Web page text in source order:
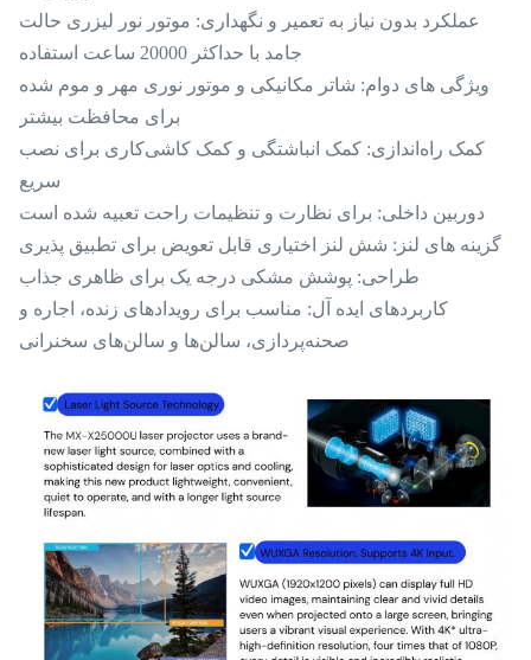
عملکرد بدون نیاز به تعمیر و نگهداری: موتور نور لیزری حالت
جامد با حداکثر 20000 ساعت استفاده
ویژگی های دوام: شاتر مکانیکی و موتور نوری مهر و موم شده
برای محافظت بیشتر
کمک راه‌اندازی: کمک انباشتگی و کمک کاشی‌کاری برای نصب
سریع
دوربین داخلی: برای نظارت و تنظیمات راحت تعبیه شده است
گزینه های لنز: شش لنز اختیاری قابل تعویض برای تطبیق پذیری
طراحی: پوشش مشکی درجه یک برای ظاهری جذاب
کاربردهای ایده آل: مناسب برای رویدادهای زنده، اجاره و
صحنه‌پردازی، سالن‌ها و سالن‌های سخنرانی